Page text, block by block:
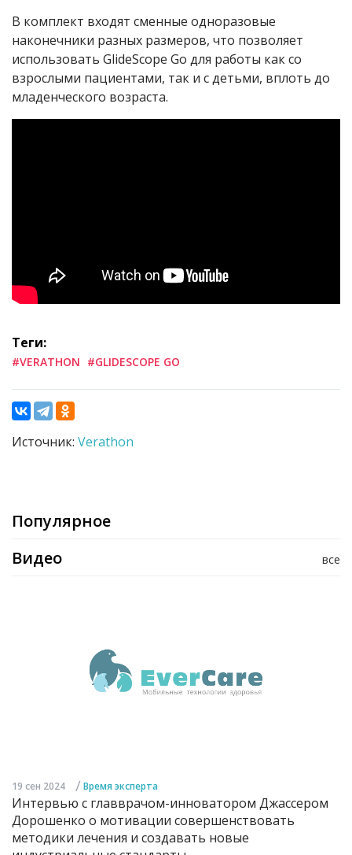
В комплект входят сменные одноразовые
наконечники разных размеров, что позволяет
использовать GlideScope Go для работы как со
взрослыми пациентами, так и с детьми, вплоть до
младенческого возраста.
Теги:
#VERATHON #GLIDESCOPE GO
Источник: Verathon
Популярное
все
Видео
19 сен 2024 / Время эксперта
Интервью с главврачом-инноватором Джассером
Дорошенко о мотивации совершенствовать
методики лечения и создавать новые